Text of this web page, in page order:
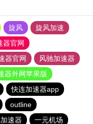
旋风
旋风加速
器官网
器官网
风驰加速器
器外网苹果版
快连加速器app
outline
速器 一元机场